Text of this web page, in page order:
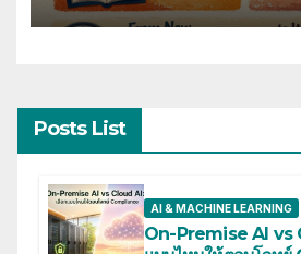
Posts List
AI & MACHINE LEARNING
On-Premise AI vs